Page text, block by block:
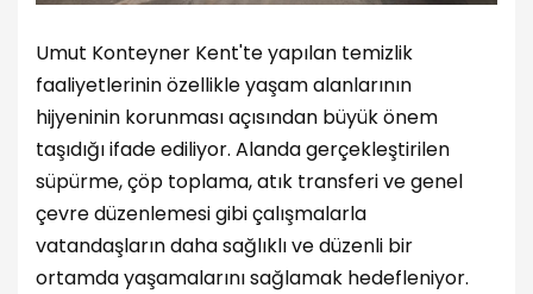
Umut Konteyner Kent'te yapılan temizlik
faaliyetlerinin özellikle yaşam alanlarının
hijyeninin korunması açısından büyük önem
taşıdığı ifade ediliyor. Alanda gerçekleştirilen
süpürme, çöp toplama, atık transferi ve genel
çevre düzenlemesi gibi çalışmalarla
vatandaşların daha sağlıklı ve düzenli bir
ortamda yaşamalarını sağlamak hedefleniyor.